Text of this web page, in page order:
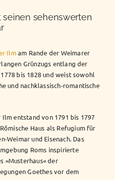
seinen sehenswerten
Ilmam Rande der Weimarer
Grünzugs entlang der
bis 1828 und weist sowohl
und nachklassisch-romantische
entstand von 1791 bis 1797
Haus als Refugium für
Weimar und Eisenach. Das
Roms inspirierte
»Musterhaus« der
Goethes vor dem